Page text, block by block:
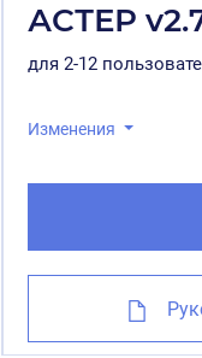
АСТЕР
для 2-12
Изменения